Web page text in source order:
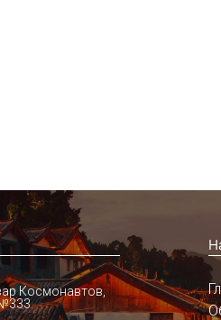
Космонавтов,